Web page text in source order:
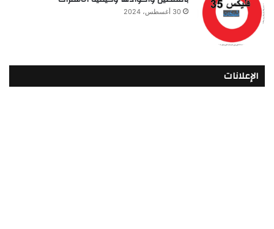
30 أغسطس، 2024
الإعلانات